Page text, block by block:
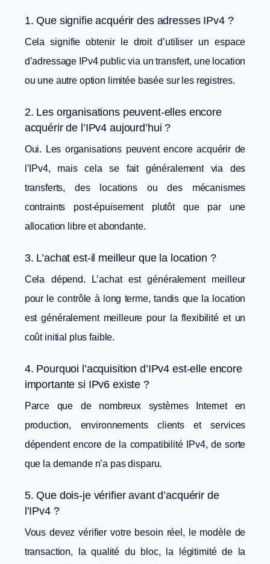
1. Que signifie acquérir des adresses IPv4 ?
Cela signifie obtenir le droit d’utiliser un espace
d’adressage IPv4 public via un transfert, une location
ou une autre option limitée basée sur les registres.
2. Les organisations peuvent-elles encore
acquérir de l’IPv4 aujourd’hui ?
Oui. Les organisations peuvent encore acquérir de
l’IPv4, mais cela se fait généralement via des
transferts, des locations ou des mécanismes
contraints post-épuisement plutôt que par une
allocation libre et abondante.
3. L’achat est-il meilleur que la location ?
Cela dépend. L’achat est généralement meilleur
pour le contrôle à long terme, tandis que la location
est généralement meilleure pour la flexibilité et un
coût initial plus faible.
4. Pourquoi l’acquisition d’IPv4 est-elle encore
importante si IPv6 existe ?
Parce que de nombreux systèmes Internet en
production, environnements clients et services
dépendent encore de la compatibilité IPv4, de sorte
que la demande n’a pas disparu.
5. Que dois-je vérifier avant d’acquérir de
l’IPv4 ?
Vous devez vérifier votre besoin réel, le modèle de
transaction, la qualité du bloc, la légitimité de la